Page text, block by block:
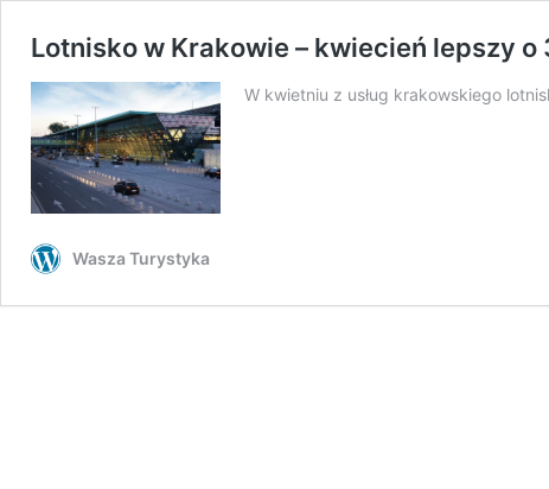
Lotnisko w Krakowie – kwiecień lepszy o
W kwietniu z usług krakowskiego
Wasza Turystyka